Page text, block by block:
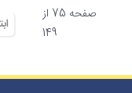
صفحه 75 از
149